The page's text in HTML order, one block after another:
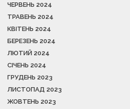
ЧЕРВЕНЬ 2024
ТРАВЕНЬ 2024
КВІТЕНЬ 2024
БЕРЕЗЕНЬ 2024
ЛЮТИЙ 2024
СІЧЕНЬ 2024
ГРУДЕНЬ 2023
ЛИСТОПАД 2023
ЖОВТЕНЬ 2023